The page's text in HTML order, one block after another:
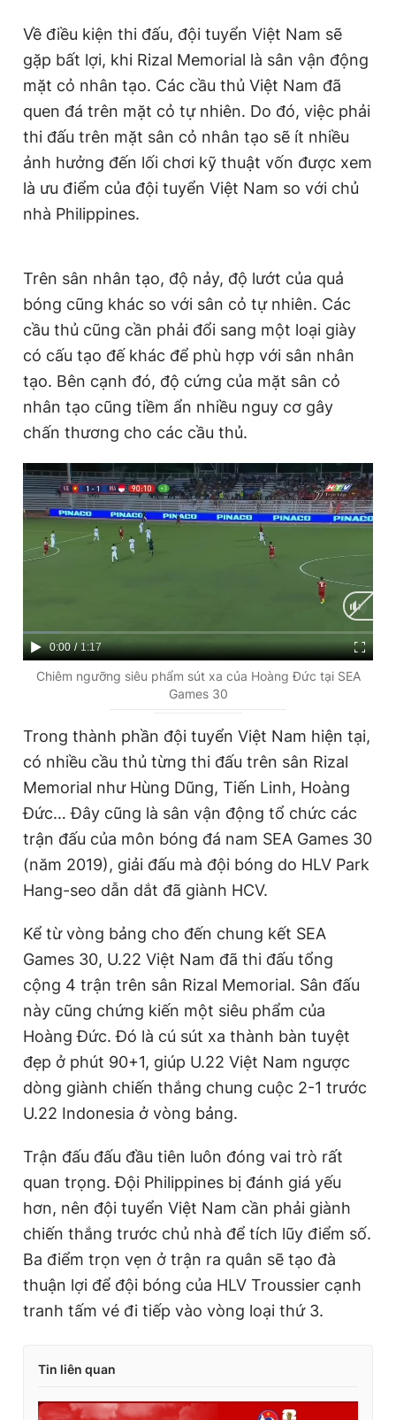
Về điều kiện thi đấu, đội tuyển Việt Nam sẽ
gặp bất lợi, khi Rizal Memorial là sân vận động
mặt cỏ nhân tạo. Các cầu thủ Việt Nam đã
quen đá trên mặt cỏ tự nhiên. Do đó, việc phải
thi đấu trên mặt sân cỏ nhân tạo sẽ ít nhiều
ảnh hưởng đến lối chơi kỹ thuật vốn được xem
là ưu điểm của đội tuyển Việt Nam so với chủ
nhà Philippines.
Trên sân nhân tạo, độ nảy, độ lướt của quả
bóng cũng khác so với sân cỏ tự nhiên. Các
cầu thủ cũng cần phải đổi sang một loại giày
có cấu tạo đế khác để phù hợp với sân nhân
tạo. Bên cạnh đó, độ cứng của mặt sân cỏ
nhân tạo cũng tiềm ẩn nhiều nguy cơ gây
chấn thương cho các cầu thủ.
C
u
i
m
0:00 / D
u
o
1:17
Chiêm ngưỡng siêu phẩm sút xa của Hoàng Đức tại SEA
Games 30
Trong thành phần đội tuyển Việt Nam hiện tại,
có nhiều cầu thủ từng thi đấu trên sân Rizal
Memorial như Hùng Dũng, Tiến Linh, Hoàng
Đức… Đây cũng là sân vận động tổ chức các
trận đấu của môn bóng đá nam SEA Games 30
(năm 2019), giải đấu mà đội bóng do HLV Park
Hang-seo dẫn dắt đã giành HCV.
Kể từ vòng bảng cho đến chung kết SEA
Games 30, U.22 Việt Nam đã thi đấu tổng
cộng 4 trận trên sân Rizal Memorial. Sân đấu
này cũng chứng kiến một siêu phẩm của
Hoàng Đức. Đó là cú sút xa thành bàn tuyệt
đẹp ở phút 90+1, giúp U.22 Việt Nam ngược
dòng giành chiến thắng chung cuộc 2-1 trước
U.22 Indonesia ở vòng bảng.
Trận đấu đấu đầu tiên luôn đóng vai trò rất
quan trọng. Đội Philippines bị đánh giá yếu
hơn, nên đội tuyển Việt Nam cần phải giành
chiến thắng trước chủ nhà để tích lũy điểm số.
Ba điểm trọn vẹn ở trận ra quân sẽ tạo đà
thuận lợi để đội bóng của HLV Troussier cạnh
tranh tấm vé đi tiếp vào vòng loại thứ 3.
Tin liên quan